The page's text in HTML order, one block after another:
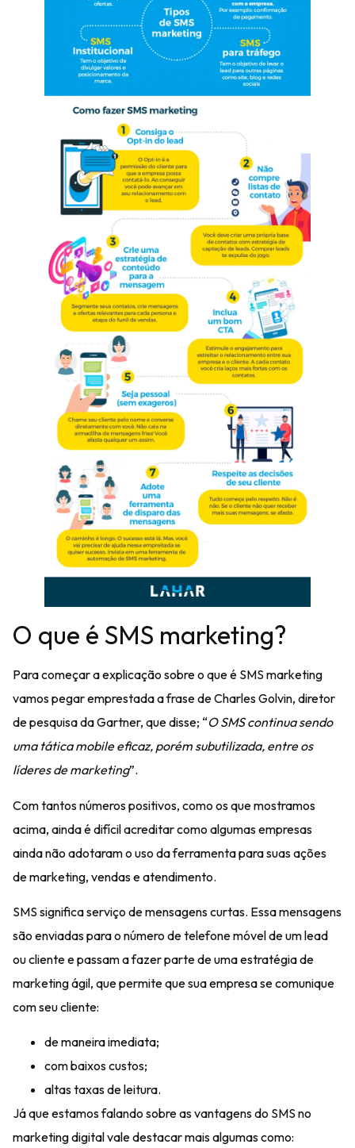
O que é SMS marketing?
Para começar a explicação sobre o que é SMS marketing
vamos pegar emprestada a frase de Charles Golvin, diretor
de pesquisa da Gartner, que disse; “O SMS continua sendo
uma tática mobile eficaz, porém subutilizada, entre os
líderes de marketing”.
Com tantos números positivos, como os que mostramos
acima, ainda é difícil acreditar como algumas empresas
ainda não adotaram o uso da ferramenta para suas ações
demarketing, vendas e atendimento.
SMS significaserviço de mensagens curtas. Essa mensagens
são enviadas para o número de telefone móvel de um lead
ou cliente e passam a fazer parte de uma estratégia de
marketing ágil, que permite que sua empresa se comunique
com seu cliente:
de maneira imediata;
com baixos custos;
altas taxas de leitura.
Já que estamos falando sobre as vantagens do SMS no
marketing digital vale destacar mais algumas como: